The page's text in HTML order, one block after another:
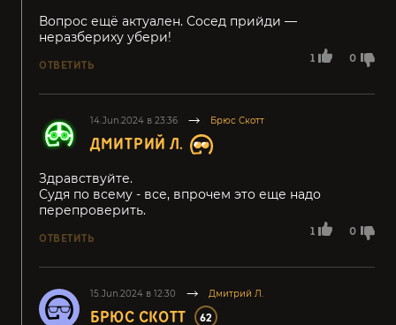
1 0
Вопрос ещё актуален. Сосед прийди —
неразбериху убери!
ОТВЕТИТЬ
14.Jun.2024 в 23:36 Брюс Скотт
ДМИТРИЙ Л.
1 0
Здравствуйте.
Судя по всему - все, впрочем это еще надо
перепроверить.
ОТВЕТИТЬ
15.Jun.2024 в 12:30 Дмитрий Л.
БРЮС СКОТТ 62